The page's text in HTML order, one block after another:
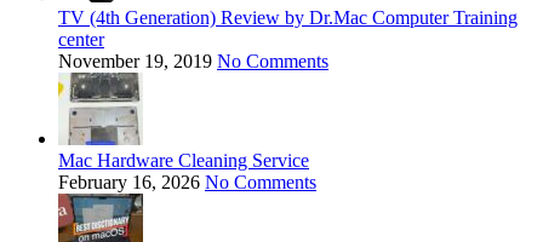
TV (4th Generation) Review by Dr.Mac Computer Training
center
November 19, 2019 No Comments
Mac Hardware Cleaning Service
February 16, 2026 No Comments